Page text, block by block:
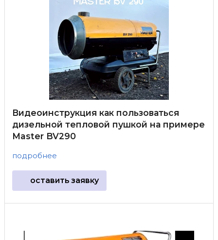
Видеоинструкция как пользоваться
дизельной тепловой пушкой на примере
Master BV290
подробнее
оставить заявку